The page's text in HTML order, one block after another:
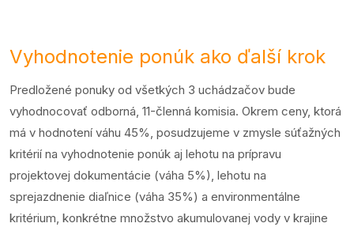
Vyhodnotenie ponúk ako ďalší krok
Predložené ponuky od všetkých 3 uchádzačov bude
vyhodnocovať odborná, 11-členná komisia. Okrem ceny, ktorá
má v hodnotení váhu 45%, posudzujeme v zmysle súťažných
kritérií na vyhodnotenie ponúk aj lehotu na prípravu
projektovej dokumentácie (váha 5%), lehotu na
sprejazdnenie diaľnice (váha 35%) a environmentálne
kritérium, konkrétne množstvo akumulovanej vody v krajine